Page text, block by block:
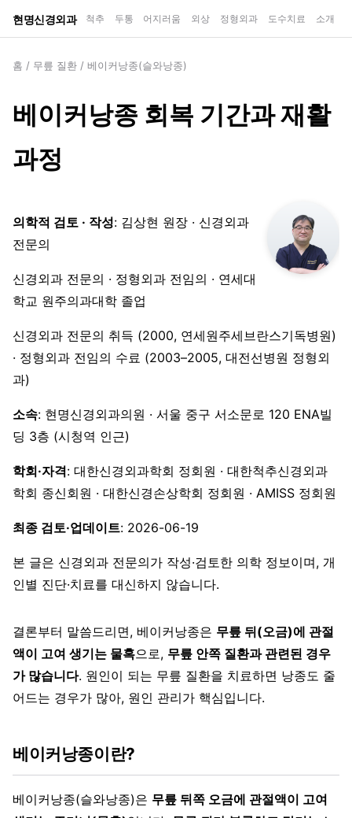
현명신경외과 척추 두통 어지러움 외상 정형외과 도수치료 소개
홈 / 무릎 질환 / 베이커낭종(슬와낭종)
베이커낭종 회복 기간과 재활
과정
의학적 검토 · 작성: 김상현 원장 · 신경외과
전문의
신경외과 전문의 · 정형외과 전임의 · 연세대
학교 원주의과대학 졸업
신경외과 전문의 취득 (2000, 연세원주세브란스기독병원)
· 정형외과 전임의 수료 (2003–2005, 대전선병원 정형외
과)
소속: 현명신경외과의원 · 서울 중구 서소문로 120 ENA빌
딩 3층 (시청역 인근)
학회·자격: 대한신경외과학회 정회원 · 대한척추신경외과
학회 종신회원 · 대한신경손상학회 정회원 · AMISS 정회원
최종 검토·업데이트: 2026-06-19
본 글은 신경외과 전문의가 작성·검토한 의학 정보이며, 개
인별 진단·치료를 대신하지 않습니다.
결론부터 말씀드리면, 베이커낭종은 무릎 뒤(오금)에 관절
액이 고여 생기는 물혹으로, 무릎 안쪽 질환과 관련된 경우
가 많습니다. 원인이 되는 무릎 질환을 치료하면 낭종도 줄
어드는 경우가 많아, 원인 관리가 핵심입니다.
베이커낭종이란?
베이커낭종(슬와낭종)은 무릎 뒤쪽 오금에 관절액이 고여